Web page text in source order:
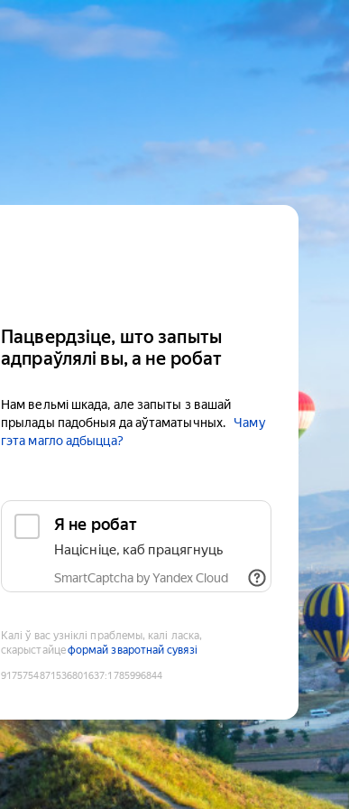
Пацвердзіце, што запыты
адпраўлялі вы, а не робат
Нам вельмі шкада, але запыты з вашай
прылады падобныя да аўтаматычных.
Чаму
гэта магло адбыцца?
Я не робат
Націсніце, каб працягнуць
SmartCaptcha by Yandex Cloud
Калі ў вас узніклі праблемы, калі ласка,
скарыстайцеформай зваротнай сувязі
9175754871536801637:1785996844